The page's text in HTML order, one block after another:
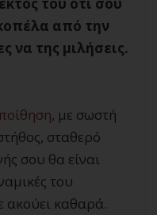
του ότι σου
από την
να της μιλήσεις.
, με σωστή
σταθερό
σου θα είναι
του
ακούει καθαρά.